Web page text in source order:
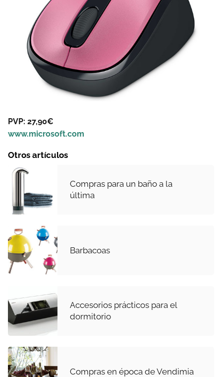
PVP: 27,90€
www.microsoft.com
Otros artículos
Compras para un baño a la
última
Barbacoas
Accesorios prácticos para el
dormitorio
Compras en época de Vendimia